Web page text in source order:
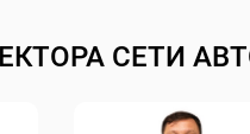
СЕТИ